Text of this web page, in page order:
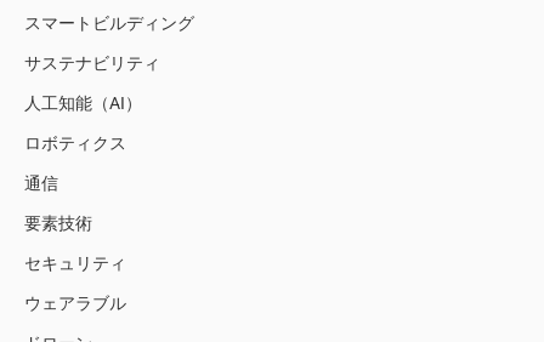
スマートビルディング
サステナビリティ
人工知能（AI）
ロボティクス
通信
要素技術
セキュリティ
ウェアラブル